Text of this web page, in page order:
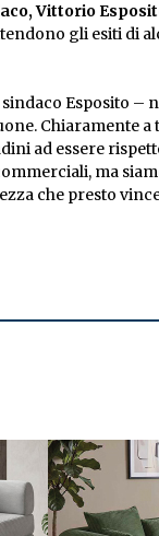
Vittorio
gli esiti di
Esposito –
Chiaramente
ad essere
ma
che presto